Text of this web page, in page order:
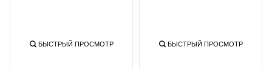
БЫСТРЫЙ ПРОСМОТР БЫСТРЫЙ ПРОСМОТР